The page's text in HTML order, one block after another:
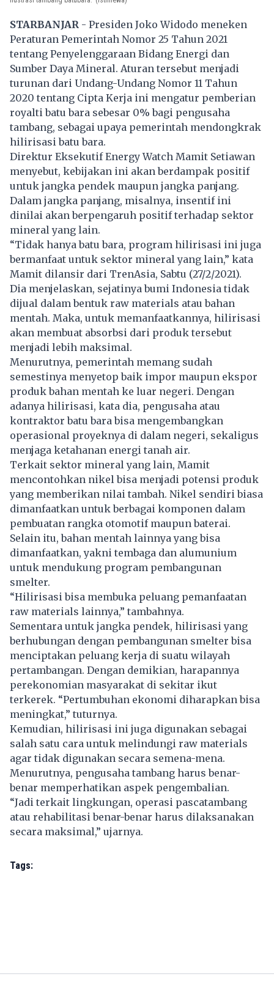
STARBANJAR - Presiden Joko Widodo meneken
Peraturan Pemerintah Nomor 25 Tahun 2021
tentang Penyelenggaraan Bidang Energi dan
Sumber Daya Mineral. Aturan tersebut menjadi
turunan dari Undang-Undang Nomor 11 Tahun
2020 tentang Cipta Kerja ini mengatur pemberian
royalti batu bara sebesar 0% bagi pengusaha
tambang, sebagai upaya pemerintah mendongkrak
hilirisasi batu bara.
Direktur Eksekutif Energy Watch Mamit Setiawan
menyebut, kebijakan ini akan berdampak positif
untuk jangka pendek maupun jangka panjang.
Dalam jangka panjang, misalnya, insentif ini
dinilai akan berpengaruh positif terhadap sektor
mineral yang lain.
“Tidak hanya batu bara, program hilirisasi ini juga
bermanfaat untuk sektor mineral yang lain,” kata
Mamit dilansir dari TrenAsia, Sabtu (27/2/2021).
Dia menjelaskan, sejatinya bumi Indonesia tidak
dijual dalam bentuk raw materials atau bahan
mentah. Maka, untuk memanfaatkannya, hilirisasi
akan membuat absorbsi dari produk tersebut
menjadi lebih maksimal.
Menurutnya, pemerintah memang sudah
semestinya menyetop baik impor maupun ekspor
produk bahan mentah ke luar negeri. Dengan
adanya hilirisasi, kata dia, pengusaha atau
kontraktor batu bara bisa mengembangkan
operasional proyeknya di dalam negeri, sekaligus
menjaga ketahanan energi tanah air.
Terkait sektor mineral yang lain, Mamit
mencontohkan nikel bisa menjadi potensi produk
yang memberikan nilai tambah. Nikel sendiri biasa
dimanfaatkan untuk berbagai komponen dalam
pembuatan rangka otomotif maupun baterai.
Selain itu, bahan mentah lainnya yang bisa
dimanfaatkan, yakni tembaga dan alumunium
untuk mendukung program pembangunan
smelter.
“Hilirisasi bisa membuka peluang pemanfaatan
raw materials lainnya,” tambahnya.
Sementara untuk jangka pendek, hilirisasi yang
berhubungan dengan pembangunan smelter bisa
menciptakan peluang kerja di suatu wilayah
pertambangan. Dengan demikian, harapannya
perekonomian masyarakat di sekitar ikut
terkerek. “Pertumbuhan ekonomi diharapkan bisa
meningkat,” tuturnya.
Kemudian, hilirisasi ini juga digunakan sebagai
salah satu cara untuk melindungi raw materials
agar tidak digunakan secara semena-mena.
Menurutnya, pengusaha tambang harus benar-
benar memperhatikan aspek pengembalian.
“Jadi terkait lingkungan, operasi pascatambang
atau rehabilitasi benar-benar harus dilaksanakan
secara maksimal,” ujarnya.
Tags: